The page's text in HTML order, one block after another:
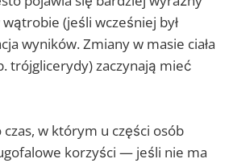
wątrobie (jeśli wcześniej był
wyników. Zmiany w masie ciała
trójglicerydy) zaczynają mieć
czas, w którym u części osób
korzyści — jeśli nie ma